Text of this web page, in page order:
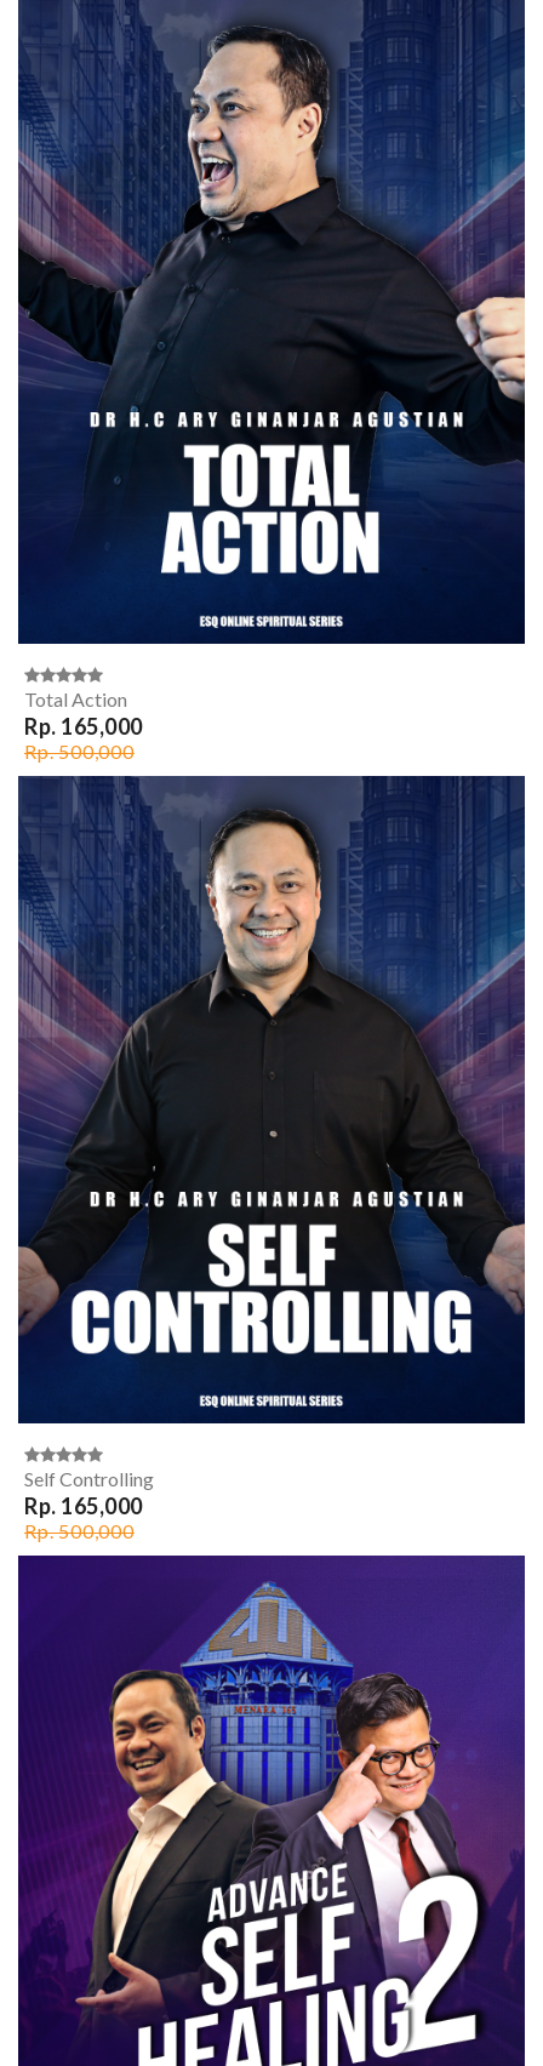
Total Action
Rp. 165,000
Rp. 500,000
Self Controlling
Rp. 165,000
Rp. 500,000